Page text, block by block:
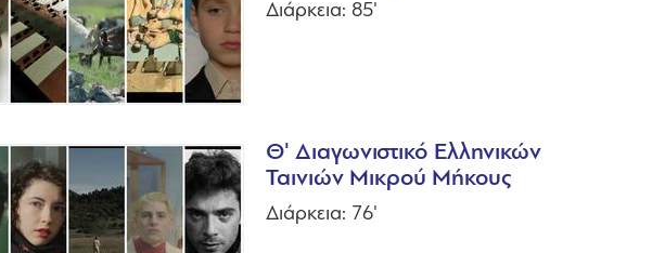
Διάρκεια: 85'
Θ' Διαγωνιστικό Ελληνικών
Ταινιών Μικρού Μήκους
Διάρκεια: 76'